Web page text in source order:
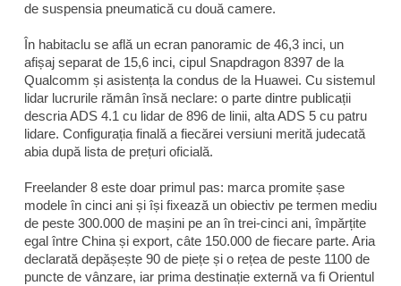
de suspensia pneumatică cu două camere.
În habitaclu se află un ecran panoramic de 46,3 inci, un
afișaj separat de 15,6 inci, cipul Snapdragon 8397 de la
Qualcomm și asistența la condus de la Huawei. Cu sistemul
lidar lucrurile rămân însă neclare: o parte dintre publicații
descria ADS 4.1 cu lidar de 896 de linii, alta ADS 5 cu patru
lidare. Configurația finală a fiecărei versiuni merită judecată
abia după lista de prețuri oficială.
Freelander 8 este doar primul pas: marca promite șase
modele în cinci ani și își fixează un obiectiv pe termen mediu
de peste 300.000 de mașini pe an în trei-cinci ani, împărțite
egal între China și export, câte 150.000 de fiecare parte. Aria
declarată depășește 90 de piețe și o rețea de peste 1100 de
puncte de vânzare, iar prima destinație externă va fi Orientul